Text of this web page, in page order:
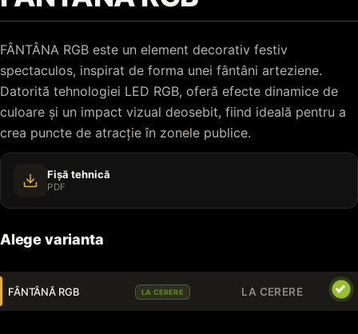
FÂNTÂNA RGB este un element decorativ festiv
spectaculos, inspirat de forma unei fântâni arteziene.
Datorită tehnologiei LED RGB, oferă efecte dinamice de
culoare și un impact vizual deosebit, fiind ideală pentru a
crea puncte de atracție în zonele publice.
Fișă tehnică
PDF
Alege varianta
FÂNTÂNĂ RGB LA CERERE LA CERERE